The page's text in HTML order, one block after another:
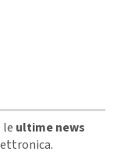
le ultime news